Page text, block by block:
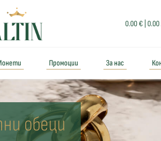
0.00 € | 0.00
Промоции За нас
обеци